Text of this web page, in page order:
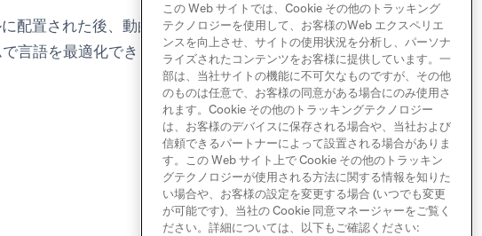
配置された後、動的に言語とトラッ
言語を最適化できるようにします。
この Web サイトでは、Cookie その他のトラッキング
テクノロジーを使用して、お客様のWeb エクスペリエ
ンスを向上させ、サイトの使用状況を分析し、パーソナ
ライズされたコンテンツをお客様に提供しています。一
部は、当社サイトの機能に不可欠なものですが、その他
のものは任意で、お客様の同意がある場合にのみ使用さ
れます。Cookie その他のトラッキングテクノロジー
は、お客様のデバイスに保存される場合や、当社および
信頼できるパートナーによって設置される場合がありま
す。この Web サイト上で Cookie その他のトラッキン
グテクノロジーが使用される方法に関する情報を知りた
い場合や、お客様の設定を変更する場合 (いつでも変更
が可能です)、当社の Cookie 同意マネージャーをご覧く
ださい。詳細については、以下もご確認ください: